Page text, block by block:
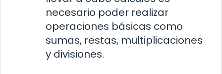
necesario poder realizar
operaciones básicas como
sumas, restas, multiplicaciones
y divisiones.